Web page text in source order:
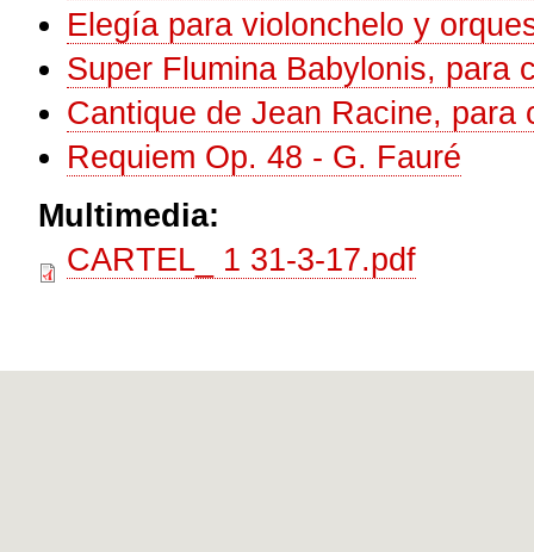
Elegía para violonchelo y
Super Flumina Babylonis, para
Cantique de Jean Racine, para
Requiem Op. 48 - G. Fauré
Multimedia:
CARTEL_ 1 31-3-17.pdf